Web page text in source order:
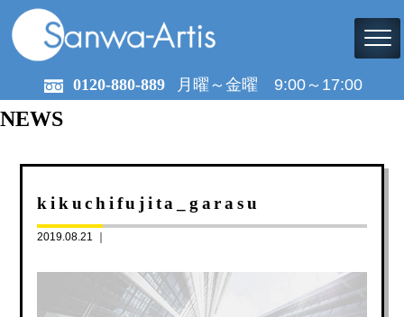
0120-880-889 月曜～金曜 9:00～17:00
NEWS
kikuchifujita_garasu
2019.08.21 ｜